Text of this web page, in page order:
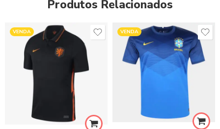
Produtos Relacionados
VENDA VENDA